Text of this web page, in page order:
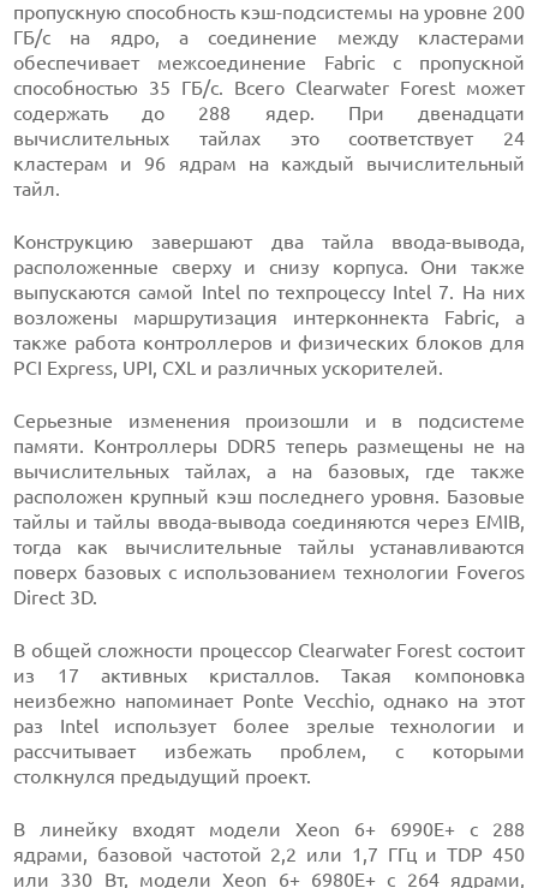
пропускную способность кэш-подсистемы на уровне 200
ГБ/с на ядро, а соединение между кластерами
обеспечивает межсоединение Fabric с пропускной
способностью 35 ГБ/с. Всего Clearwater Forest может
содержать до 288 ядер. При двенадцати
вычислительных тайлах это соответствует 24
кластерам и 96 ядрам на каждый вычислительный
тайл.
Конструкцию завершают два тайла ввода-вывода,
расположенные сверху и снизу корпуса. Они также
выпускаются самой Intel по техпроцессу Intel 7. На них
возложены маршрутизация интерконнекта Fabric, а
также работа контроллеров и физических блоков для
PCI Express, UPI, CXL и различных ускорителей.
Серьезные изменения произошли и в подсистеме
памяти. Контроллеры DDR5 теперь размещены не на
вычислительных тайлах, а на базовых, где также
расположен крупный кэш последнего уровня. Базовые
тайлы и тайлы ввода-вывода соединяются через EMIB,
тогда как вычислительные тайлы устанавливаются
поверх базовых с использованием технологии Foveros
Direct 3D.
В общей сложности процессор Clearwater Forest состоит
из 17 активных кристаллов. Такая компоновка
неизбежно напоминает Ponte Vecchio, однако на этот
раз Intel использует более зрелые технологии и
рассчитывает избежать проблем, с которыми
столкнулся предыдущий проект.
В линейку входят модели Xeon 6+ 6990E+ с 288
ядрами, базовой частотой 2,2 или 1,7 ГГц и TDP 450
или 330 Вт, модели Xeon 6+ 6980E+ с 264 ядрами,